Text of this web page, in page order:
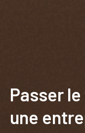
Passer
une